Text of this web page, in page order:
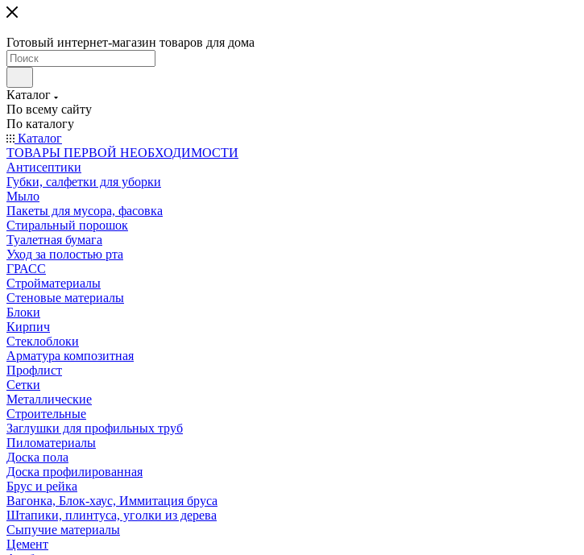
Готовый интернет-магазин товаров для дома
Каталог
По всему сайту
По каталогу
Каталог
ТОВАРЫ ПЕРВОЙ НЕОБХОДИМОСТИ
Антисептики
Губки, салфетки для уборки
Мыло
Пакеты для мусора, фасовка
Стиральный порошок
Туалетная бумага
Уход за полостью рта
ГРАСС
Стройматериалы
Стеновые материалы
Блоки
Кирпич
Стеклоблоки
Арматура композитная
Профлист
Сетки
Металлические
Строительные
Заглушки для профильных труб
Пиломатериалы
Доска пола
Доска профилированная
Брус и рейка
Вагонка, Блок-хаус, Иммитация бруса
Штапики, плинтуса, уголки из дерева
Сыпучие материалы
Цемент